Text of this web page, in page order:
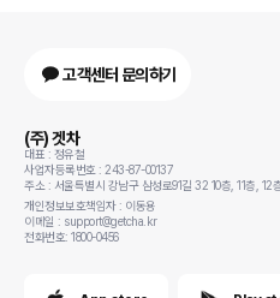
고객센터 문의하기
(주) 겟차
대표 : 정유철
사업자등록번호 : 243-87-00137
주소 : 서울특별시 강남구 삼성로91길 32 10층, 11층, 12
개인정보보호책임자 : 이동용
이메일 : support@getcha.kr
전화번호: 1800-0456